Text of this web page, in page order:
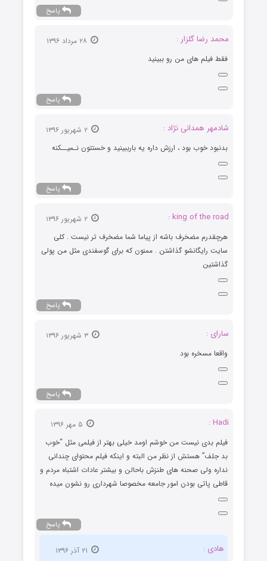
پاسخ
محمد رضا گلزار :
فقط فیلم های من رو ببینید
پاسخ
شادمهر همدانی نژاد :
بدنبود خوب بود ، ارزش داره یه بارببینید و خستتون نـمیــکنه
پاسخ
king of the road :
هرچقدرم مضخرف باشه از پیاما شما مضخرف تر نیست . کلی
سایت رایگانشو گذاشتن . ممنون که برای گوسفندی مثل من پولی
گذاشتین
پاسخ
سارای :
۳ شهریور ۱۳۹۶
واقعا مسخره بود
پاسخ
Hadi :
فیلم بدی نیست من خوشم اومد خیلی بهتر از فیلمی مثل “خوب
بد جلف” هستش از نظر من البته و اینکه فیلم محتوای چندانی
نداره ولی صحنه های طنزش باحالن و بیشتر عادات اشتباه مردم و
قاطی پاتی بودن امور جامعه مخصوصا شهرداری رو نشون میده
پاسخ
هادی :